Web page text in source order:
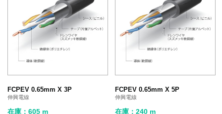
FCPEV 0.65mm X 3P
伸興電線
在庫：605 m
FCPEV 0.65mm X 5P
伸興電線
在庫：240 m